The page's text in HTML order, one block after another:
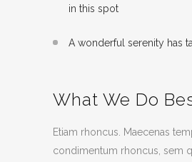
in this spot
A wonderful serenity has
What We Do
Etiam rhoncus. Maecenas
condimentum rhoncus, sem